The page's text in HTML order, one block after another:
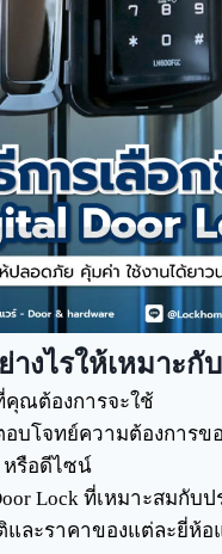
างไรให้เหมาะ
ณต้องการจะใช้
บโจทย์ความต้องการข
หรือดีไซน์
Lock ที่เหมาะสมกับ
ละราคาของแต่ละยี่ห้อ